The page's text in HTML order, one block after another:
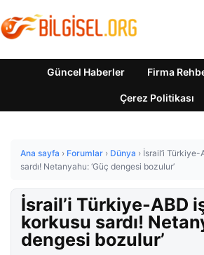
Güncel Haberler Firma
Çerez Politikası
Ana sayfa › Forumlar › Dünya › İsrail’i
sardı! Netanyahu: ‘Güç dengesi bozulur’
İsrail’i Türkiye-ABD
korkusu sardı!
dengesi bozulur’